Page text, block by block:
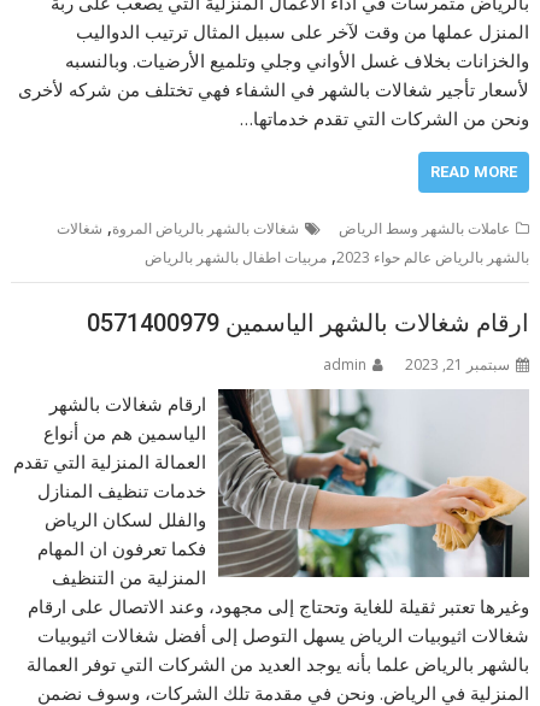
المنزل عملها من وقت لآخر على سبيل المثال ترتيب الدواليب
والخزانات بخلاف غسل الأواني وجلي وتلميع الأرضيات. وبالنسبه
لأسعار تأجير شغالات بالشهر في الشفاء فهي تختلف من شركه لأخرى
ونحن من الشركات التي تقدم خدماتها…
READ MORE
عاملات بالشهر وسط الرياض شغالات بالشهر بالرياض المروة, شغالات
بالشهر بالرياض عالم حواء 2023
,مربيات اطفال بالشهر بالرياض
ارقام شغالات بالشهر الياسمين 0571400979
سبتمبر 21, 2023 admin
ارقام شغالات بالشهر
الياسمين هم من أنواع
العمالة المنزلية التي تقدم
خدمات تنظيف المنازل
والفلل لسكان الرياض
فكما تعرفون ان المهام
المنزلية من التنظيف
وغيرها تعتبر ثقيلة للغاية وتحتاج إلى مجهود، وعند الاتصال على ارقام
شغالات اثيوبيات الرياض يسهل التوصل إلى أفضل شغالات اثيوبيات
بالشهر بالرياض علما بأنه يوجد العديد من الشركات التي توفر العمالة
المنزلية في الرياض. ونحن في مقدمة تلك الشركات، وسوف نضمن